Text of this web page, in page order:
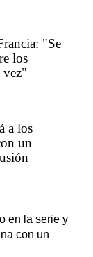
"Se
los
vez"
a los
un
en la serie y
con un